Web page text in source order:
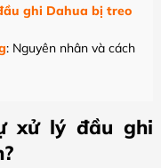
ghi Dahua bị treo
: Nguyên nhân và cách
xử lý đầu ghi